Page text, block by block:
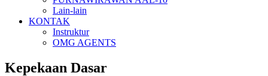
Lain-lain
KONTAK
Instruktur
OMG AGENTS
Kepekaan Dasar